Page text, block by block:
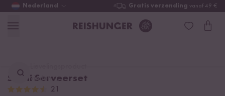
Nederland Gratis verzending vanaf 49 €
vinden ...
Sushi Serveerset
21